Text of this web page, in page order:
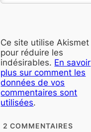
Ce site utilise Akismet
pour réduire les
indésirables. En savoir
plus sur comment les
données de vos
commentaires sont
utilisées.
2 COMMENTAIRES